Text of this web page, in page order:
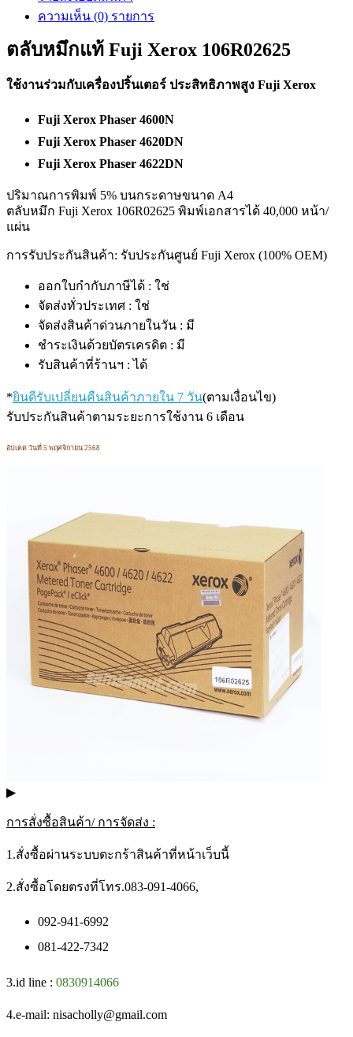
ความเห็น (0) รายการ
ตลับหมึกแท้ Fuji Xerox 106R02625
ใช้งานร่วมกับเครื่องปริ้นเตอร์ ประสิทธิภาพสูง Fuji Xerox
Fuji Xerox Phaser 4600N
Fuji Xerox Phaser 4620DN
Fuji Xerox Phaser 4622DN
ปริมาณการพิมพ์ 5% บนกระดาษขนาด A4
ตลับหมึก Fuji Xerox 106R02625 พิมพ์เอกสารได้ 40,000 หน้า/
แผ่น
การรับประกันสินค้า: รับประกันศูนย์ Fuji Xerox (100% OEM)
ออกใบกำกับภาษีได้ : ใช่
จัดส่งทั่วประเทศ : ใช่
จัดส่งสินค้าด่วนภายในวัน : มี
ชำระเงินด้วยบัตรเครดิต : มี
รับสินค้าที่ร้านฯ : ได้
*ยินดีรับเปลี่ยนคืนสินค้าภายใน 7 วัน(ตามเงื่อนไข)
รับประกันสินค้าตามระยะการใช้งาน 6 เดือน
อัปเดต วันที่ 5 พฤศจิกายน 2568
▶
การสั่งซื้อสินค้า/ การจัดส่ง :
1.สั่งซื้อผ่านระบบตะกร้าสินค้าที่หน้าเว็บนี้
2.สั่งซื้อโดยตรงที่โทร.083-091-4066,
092-941-6992
081-422-7342
3.id line : 0830914066
4.e-mail: nisacholly@gmail.com